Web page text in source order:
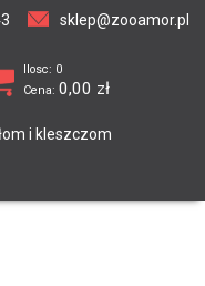
sklep@zooamor.pl
Ilosc: 0
Cena: 0,00 zł
i kleszczom